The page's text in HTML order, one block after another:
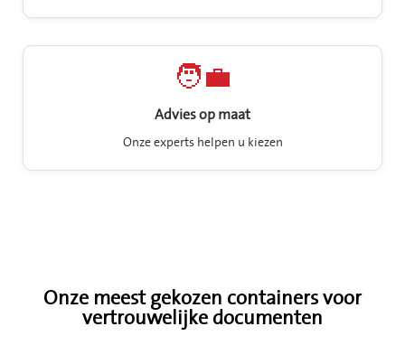
🧑‍💼
Advies op maat
Onze experts helpen u kiezen
Onze meest gekozen containers voor
vertrouwelijke documenten